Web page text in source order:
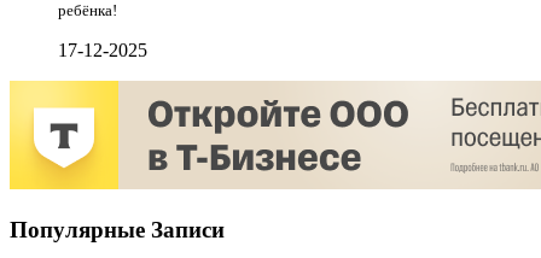
ребёнка!
17-12-2025
Популярные Записи